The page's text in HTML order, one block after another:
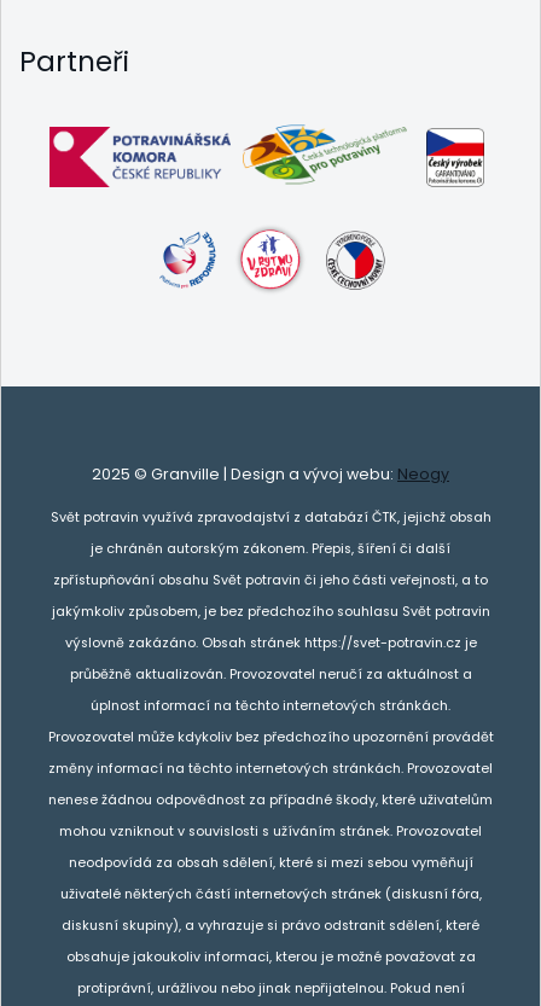
Partneři
2025 © Granville | Design a vývoj webu: Neogy
Svět potravin využívá zpravodajství z databází ČTK, jejichž obsah
je chráněn autorským zákonem. Přepis, šíření či další
zpřístupňování obsahu Svět potravin či jeho části veřejnosti, a to
jakýmkoliv způsobem, je bez předchozího souhlasu Svět potravin
výslovně zakázáno. Obsah stránek https://svet-potravin.cz je
průběžně aktualizován. Provozovatel neručí za aktuálnost a
úplnost informací na těchto internetových stránkách.
Provozovatel může kdykoliv bez předchozího upozornění provádět
změny informací na těchto internetových stránkách. Provozovatel
nenese žádnou odpovědnost za případné škody, které uživatelům
mohou vzniknout v souvislosti s užíváním stránek. Provozovatel
neodpovídá za obsah sdělení, které si mezi sebou vyměňují
uživatelé některých částí internetových stránek (diskusní fóra,
diskusní skupiny), a vyhrazuje si právo odstranit sdělení, které
obsahuje jakoukoliv informaci, kterou je možné považovat za
protiprávní, urážlivou nebo jinak nepřijatelnou. Pokud není